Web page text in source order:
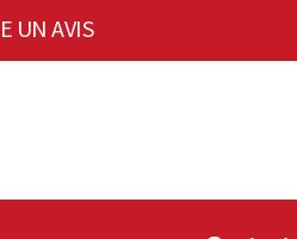
UN AVIS